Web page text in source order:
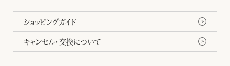
ショッピングガイド
キャンセル・交換について